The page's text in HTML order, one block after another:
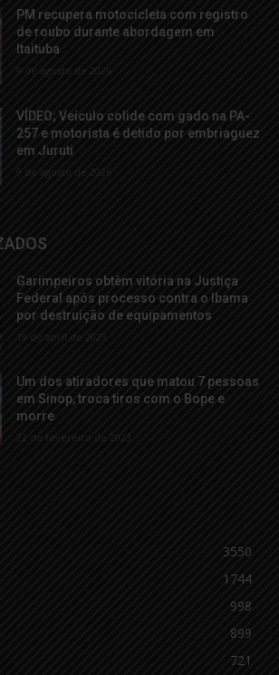
PM recupera motocicleta com registro
de roubo durante abordagem em
Itaituba
9 de agosto de 2026
VÍDEO; Veículo colide com gado na PA-
257 e motorista é detido por embriaguez
em Juruti
9 de agosto de 2026
Garimpeiros obtêm vitória na Justiça
Federal após processo contra o Ibama
por destruição de equipamentos
19 de abril de 2023
Um dos atiradores que matou 7 pessoas
em Sinop, troca tiros com o Bope e
morre
22 de fevereiro de 2023
3550
1744
998
899
721